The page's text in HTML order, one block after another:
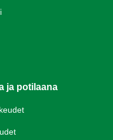
ja potilaana